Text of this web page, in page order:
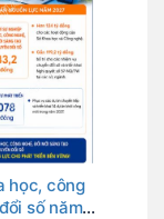
học, công
số năm